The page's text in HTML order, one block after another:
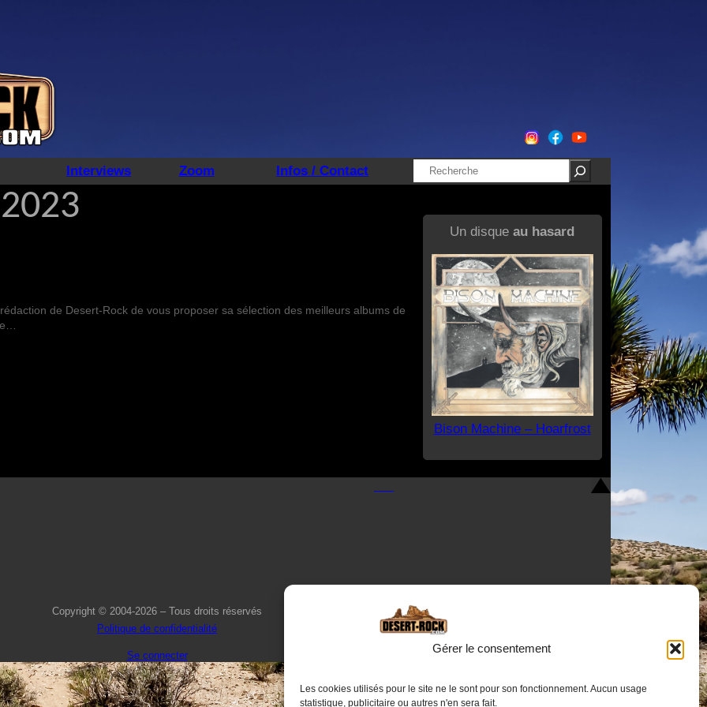
Gérer le consentement
Les cookies utilisés pour le site ne le sont pour son fonctionnement. Aucun usage
statistique, publicitaire ou autres n'en sera fait.
Interviews Zoom Infos / Contact Rechercher
de Desert-Rock de vous proposer sa sélection des meilleurs albums de
Un disque au hasard
Bison Machine – Hoarfrost
Copyright © 2004-2026 – Tous droits réservés
Politique de confidentialité
Se connecter
Nous contacter